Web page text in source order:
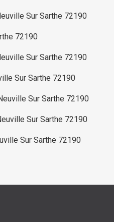
Sur Sarthe 72190
72190
Sur Sarthe 72190
Sur Sarthe 72190
Sur Sarthe 72190
Sur Sarthe 72190
Sur Sarthe 72190